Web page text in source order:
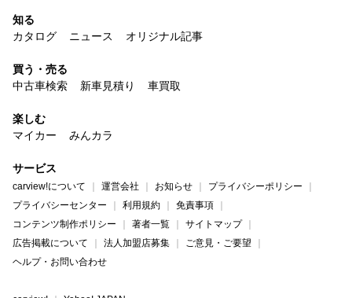
知る
カタログ
ニュース オリジナル記事
買う・売る
中古車検索
新車見積り 車買取
楽しむ
マイカー
みんカラ
サービス
carview!について 運営会社 お知らせ
プライバシーポリシー
プライバシーセンター
利用規約
免責事項
コンテンツ制作ポリシー
著者一覧
サイトマップ
広告掲載について
法人加盟店募集
ご意見・ご要望
ヘルプ・お問い合わせ